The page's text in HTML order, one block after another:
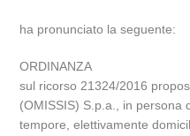
ha pronunciato la seguente:
ORDINANZA
sul ricorso 21324/2016
(OMISSIS) S.p.a., in persona
tempore, elettivamente